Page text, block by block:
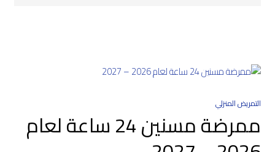
التمريض المنزلي
ممرضة مسنين 24 ساعة لعام